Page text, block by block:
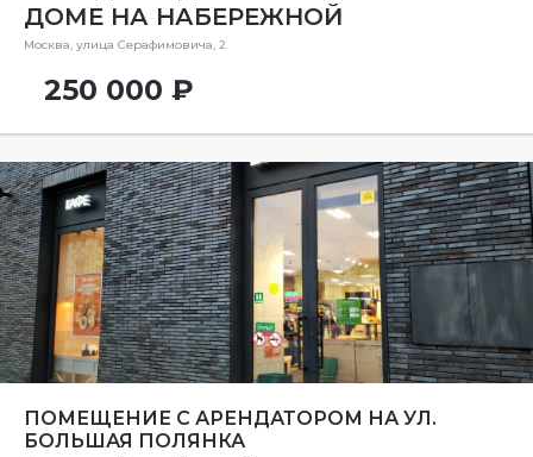
Метро
ДОМЕ НА НАБЕРЕЖНОЙ
Москва, улица Серафимовича, 2
250 000 ₽
ПОМЕЩЕНИЕ С АРЕНДАТОРОМ НА УЛ.
БОЛЬШАЯ ПОЛЯНКА